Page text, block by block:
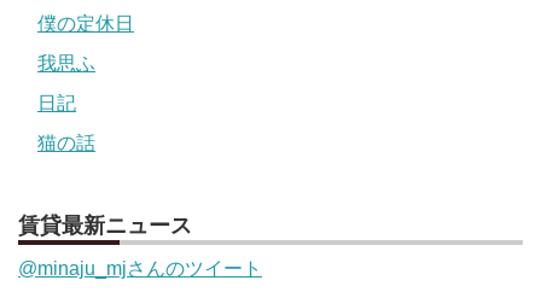
僕の定休日
我思ふ
日記
猫の話
賃貸最新ニュース
@minaju_mjさんのツイート